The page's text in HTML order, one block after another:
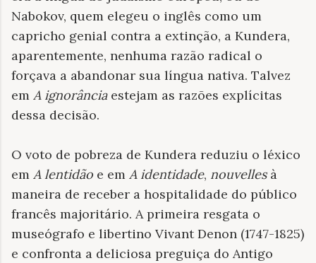
Nabokov, quem elegeu o inglês como um
capricho genial contra a extinção, a Kundera,
aparentemente, nenhuma razão radical o
forçava a abandonar sua língua nativa. Talvez
em A ignorânciaestejam as razões explícitas
dessa decisão.
O voto de pobreza de Kundera reduziu o léxico
em A lentidão e em A identidade, nouvellesà
maneira de receber a hospitalidade do público
francês majoritário. A primeira resgata o
museógrafo e libertino Vivant Denon (1747-1825)
e confronta a deliciosa preguiça do Antigo